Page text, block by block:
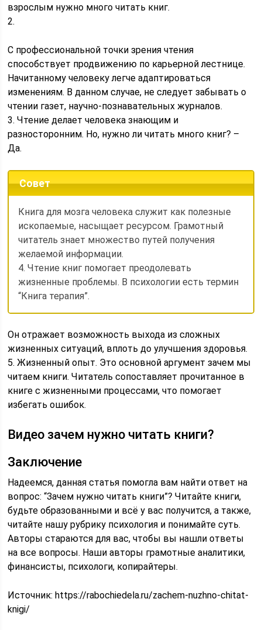
взрослым нужно много читать книг.
2.
С профессиональной точки зрения чтения
способствует продвижению по карьерной лестнице.
Начитанному человеку легче адаптироваться
изменениям. В данном случае, не следует забывать о
чтении газет, научно-познавательных журналов.
3. Чтение делает человека знающим и
разносторонним. Но, нужно ли читать много книг? –
Да.
Совет
Книга для мозга человека служит как полезные
ископаемые, насыщает ресурсом. Грамотный
читатель знает множество путей получения
желаемой информации.
4. Чтение книг помогает преодолевать
жизненные проблемы. В психологии есть термин
“Книга терапия”.
Он отражает возможность выхода из сложных
жизненных ситуаций, вплоть до улучшения здоровья.
5. Жизненный опыт. Это основной аргумент зачем мы
читаем книги. Читатель сопоставляет прочитанное в
книге с жизненными процессами, что помогает
избегать ошибок.
Видео зачем нужно читать книги?
Заключение
Надеемся, данная статья помогла вам найти ответ на
вопрос: “Зачем нужно читать книги”? Читайте книги,
будьте образованными и всё у вас получится, а также,
читайте нашу рубрику психология и понимайте суть.
Авторы стараются для вас, чтобы вы нашли ответы
на все вопросы. Наши авторы грамотные аналитики,
финансисты, психологи, копирайтеры.
Источник:https://rabochiedela.ru/zachem-nuzhno-chitat-
knigi/